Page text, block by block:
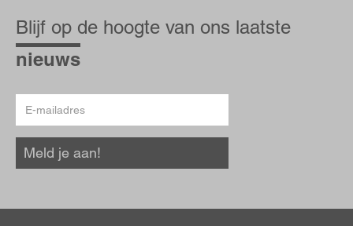
op
de
hoogte
Blijf op de hoogte van ons laatste
nieuws
mailadres
Meld je aan!